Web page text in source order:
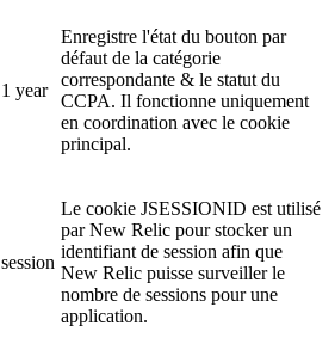
1 year
Enregistre l'état du bouton par
défaut de la catégorie
correspondante & le statut du
CCPA. Il fonctionne uniquement
en coordination avec le cookie
principal.
session
Le cookie JSESSIONID est utilisé
par New Relic pour stocker un
identifiant de session afin que
New Relic puisse surveiller le
nombre de sessions pour une
application.